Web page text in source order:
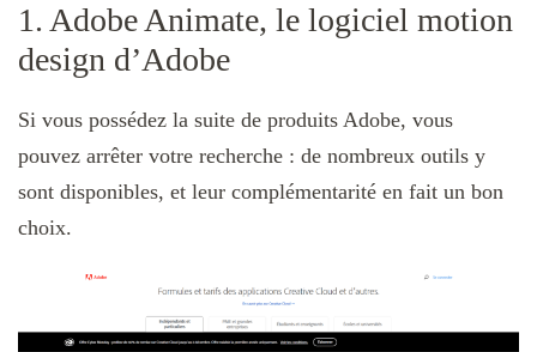
1. Adobe Animate, le logiciel motion
design d’Adobe
Si vous possédez la suite de produits Adobe, vous
pouvez arrêter votre recherche : de nombreux outils y
sont disponibles, et leur complémentarité en fait un bon
choix.